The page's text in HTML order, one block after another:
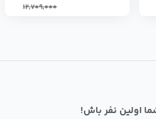
12,709,000
اولین نفر باش!